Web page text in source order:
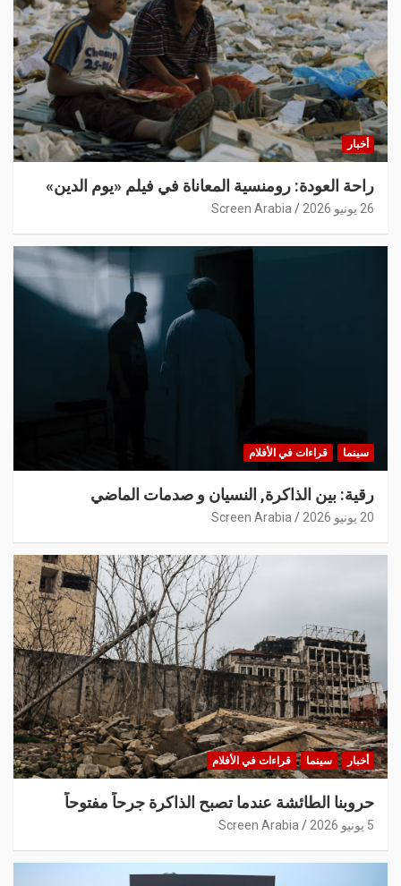
أخبار
راحة العودة: رومنسية المعاناة في فيلم «يوم الدين»
26 يونيو 2026 Screen Arabia
سينما قراءات في الأفلام
رقية: بين الذاكرة, النسيان و صدمات الماضي
20 يونيو 2026 Screen Arabia
أخبار سينما قراءات في الأفلام
حروبنا الطائشة عندما تصبح الذاكرة جرحاً مفتوحاً
5 يونيو 2026 Screen Arabia